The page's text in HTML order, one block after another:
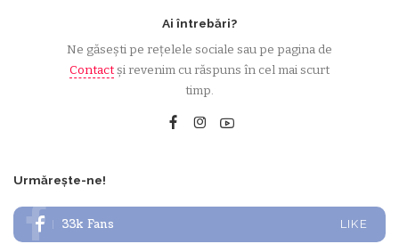
Ai întrebări?
Ne găsești pe rețelele sociale sau pe pagina de
Contactși revenim cu răspuns în cel mai scurt
timp.
Urmărește-ne!
33k Fans LIKE